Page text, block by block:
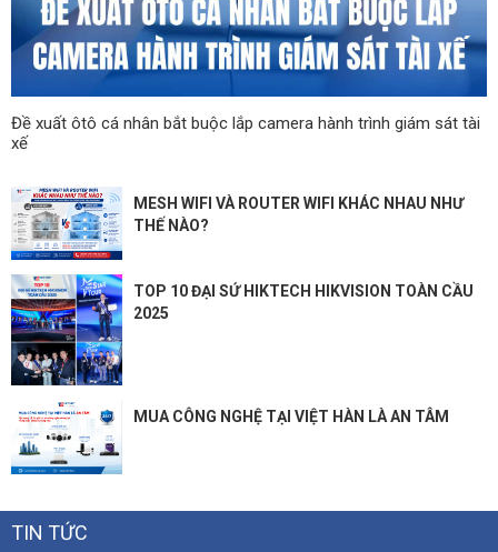
Đề xuất ôtô cá nhân bắt buộc lắp camera hành trình giám sát tài
xế
MESH WIFI VÀ ROUTER WIFI KHÁC NHAU NHƯ
THẾ NÀO?
TOP 10 ĐẠI SỨ HIKTECH HIKVISION TOÀN CẦU
2025
MUA CÔNG NGHỆ TẠI VIỆT HÀN LÀ AN TÂM
TIN TỨC